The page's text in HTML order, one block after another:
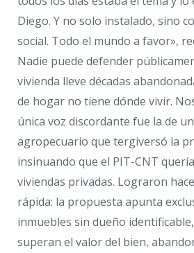
Diego. Y no solo instalado, sino
social. Todo el mundo a favor»,
Nadie puede defender
vivienda lleve décadas
de hogar no tiene dónde vivir.
única voz discordante fue la de
agropecuario que tergiversó la
insinuando que el PIT-CNT
viviendas privadas. Lograron
rápida: la propuesta apunta
inmuebles sin dueño
superan el valor del bien,